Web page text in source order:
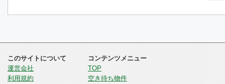
このサイトについて
運営会社
利用規約
コンテンツメニュー
TOP
空き待ち物件